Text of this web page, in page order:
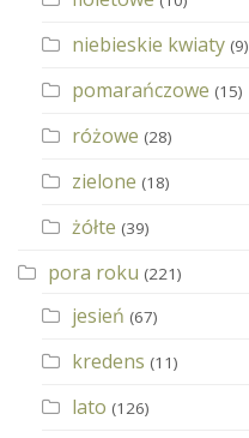
niebieskie kwiaty (9)
pomarańczowe (15)
różowe (28)
zielone (18)
żółte (39)
pora roku (221)
jesień (67)
kredens (11)
lato (126)